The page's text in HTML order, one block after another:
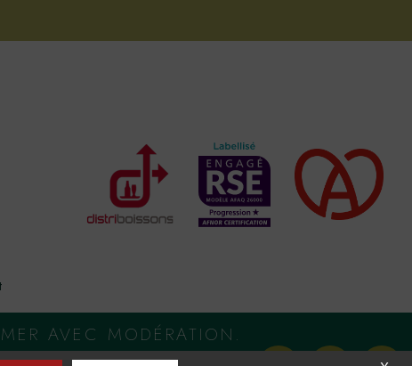
AVEC MODÉRATION.